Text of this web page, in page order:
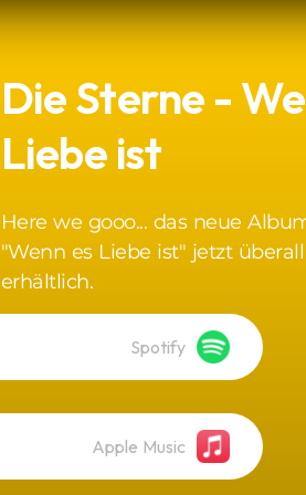
Die Sterne -
Liebe ist
Here we gooo... das neue
"Wenn es Liebe ist" jetzt überall
erhältlich.
Spotify
Apple Music